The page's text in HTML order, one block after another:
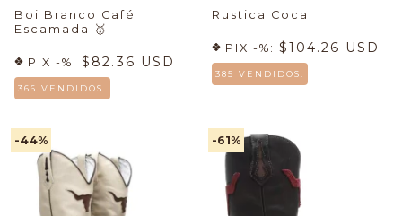
Boi Branco Café
Escamada
🥇
PIX -%: $82.36 USD
366 VENDIDOS.
Rustica Cocal
PIX -%: $104.26 USD
385 VENDIDOS.
-44% -61%